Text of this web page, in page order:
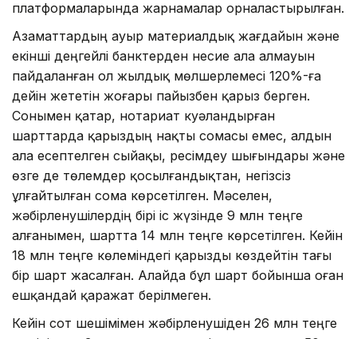
платформаларында жарнамалар орналастырылған.
Азаматтардың ауыр материалдық жағдайын және
екінші деңгейлі банктерден несие ала алмауын
пайдаланған ол жылдық мөлшерлемесі 120%-ға
дейін жететін жоғары пайызбен қарыз берген.
Сонымен қатар, нотариат куәландырған
шарттарда қарыздың нақты сомасы емес, алдын
ала есептелген сыйақы, ресімдеу шығындары және
өзге де төлемдер қосылғандықтан, негізсіз
ұлғайтылған сома көрсетілген. Мәселен,
жәбірленушілердің бірі іс жүзінде 9 млн теңге
алғанымен, шартта 14 млн теңге көрсетілген. Кейін
18 млн теңге көлеміндегі қарызды көздейтін тағы
бір шарт жасалған. Алайда бұл шарт бойынша оған
ешқандай қаражат берілмеген.
Кейін сот шешімімен жәбірленушіден 26 млн теңге